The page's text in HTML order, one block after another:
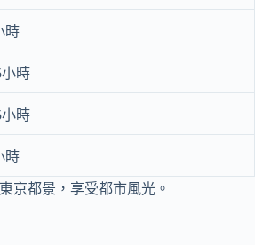
時
小時
小時
時
京都景，享受都市風光。